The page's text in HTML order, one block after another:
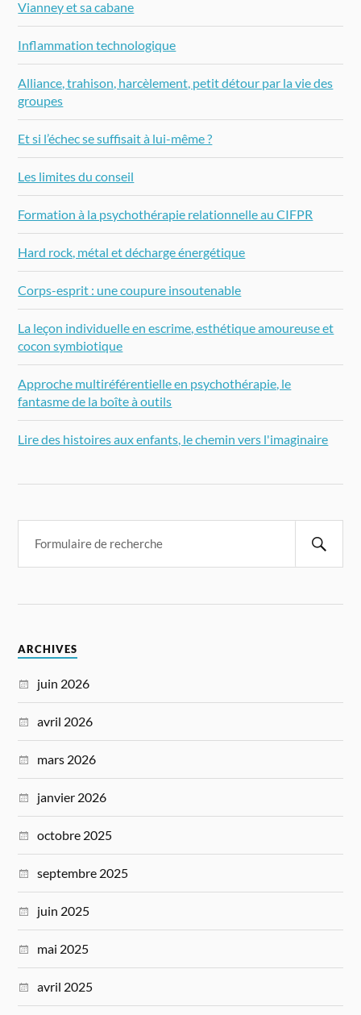
Vianney et sa cabane
Inflammation technologique
Alliance, trahison, harcèlement, petit détour par la vie des
groupes
Et si l’échec se suffisait à lui-même ?
Les limites du conseil
Formation à la psychothérapie relationnelle au CIFPR
Hard rock, métal et décharge énergétique
Corps-esprit : une coupure insoutenable
La leçon individuelle en escrime, esthétique amoureuse et
cocon symbiotique
Approche multiréférentielle en psychothérapie, le
fantasme de la boîte à outils
Lire des histoires aux enfants, le chemin vers l'imaginaire
ARCHIVES
juin 2026
avril 2026
mars 2026
janvier 2026
octobre 2025
septembre 2025
juin 2025
mai 2025
avril 2025